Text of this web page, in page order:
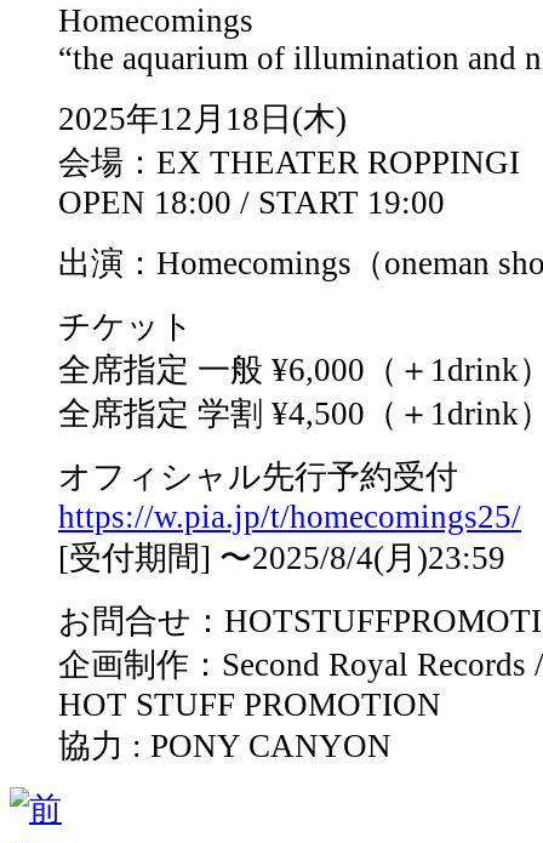
Homecomings
“the aquarium of illumination and
2025年12月18日(木)
会場：EX THEATER ROPPINGI
OPEN 18:00 / START 19:00
出演：Homecomings（oneman
チケット
全席指定 一般 ¥6,000（＋1drink
全席指定 学割 ¥4,500（＋
オフィシャル先行予約受付
https://w.pia.jp/t/homecomings25/
[受付期間] 〜2025/8/4(月)23:59
お問合せ：
企画制作：Second Royal
HOT STUFF PROMOTION
協力 : PONY CANYON